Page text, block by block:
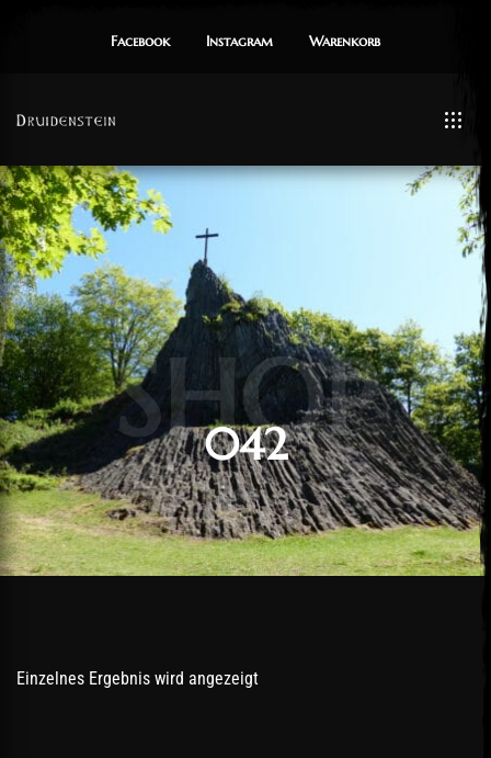
Facebook Instagram Warenkorb
SHOP
042
Einzelnes Ergebnis wird angezeigt